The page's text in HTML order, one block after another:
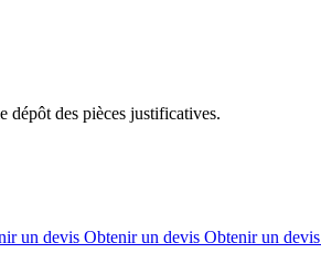
dépôt des pièces justificatives.
un devis Obtenir un devis Obtenir un devis